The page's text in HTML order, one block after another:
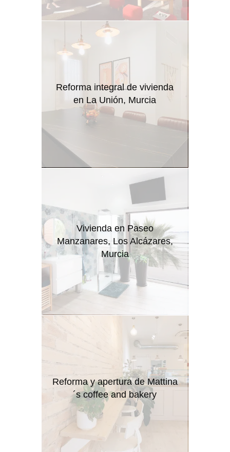
Reforma integral de vivienda
en La Unión, Murcia
Vivienda en Paseo
Manzanares, Los Alcázares,
Murcia
Reforma y apertura de Mattina
´s coffee and bakery